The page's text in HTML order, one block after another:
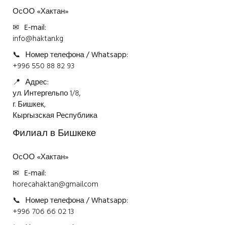
ОсОО «Хактан»
✉ E-mail:
info@haktan.kg
📞 Номер телефона / Whatsapp:
+996 550 88 82 93
📍 Адрес:
ул. Интергельпо 1/8,
г. Бишкек,
Кыргызская Республика
ОсОО «Хактан»
✉ E-mail:
horecahaktan@gmail.com
📞 Номер телефона / Whatsapp: